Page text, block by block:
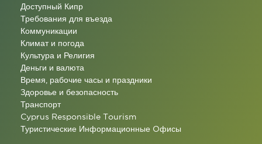
Доступный Кипр
Требования для въезда
Коммуникации
Климат и погода
Культура и Религия
Деньги и валюта
Время, рабочие часы и праздники
Здоровье и безопасность
Транспорт
Cyprus Responsible Tourism
Туристические Информационные Oфисы